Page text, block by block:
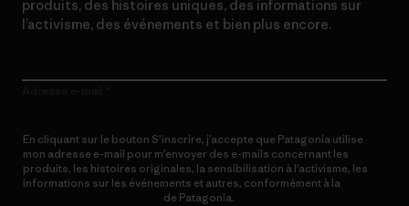
produits, des histoires uniques, des informations sur
l’activisme, des événements et bien plus encore.
En cliquant sur le bouton S’inscrire, j’accepte que Patagonia utilise
mon adresse e-mail pour m’envoyer des e-mails concernant les
produits, les histoires originales, la sensibilisation à l’activisme, les
informations sur les événements et autres, conformément à la
de Patagonia.